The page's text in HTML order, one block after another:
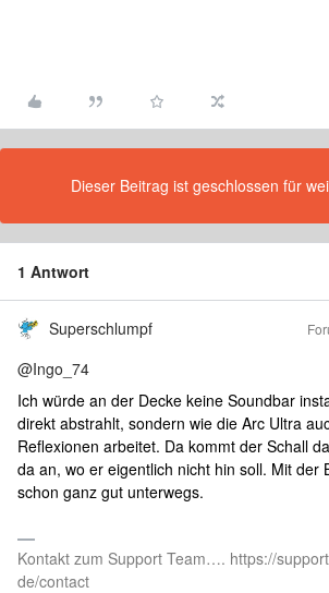
Dieser Beitrag ist geschlossen für
1 Antwort
Superschlumpf
@Ingo_74
Ich würde an der Decke keine Soundbar
direkt abstrahlt, sondern wie die Arc Ultra
Reflexionen arbeitet. Da kommt der Schall
da an, wo er eigentlich nicht hin soll. Mit der
schon ganz gut unterwegs.
Kontakt zum Support Team…. https://
de/contact